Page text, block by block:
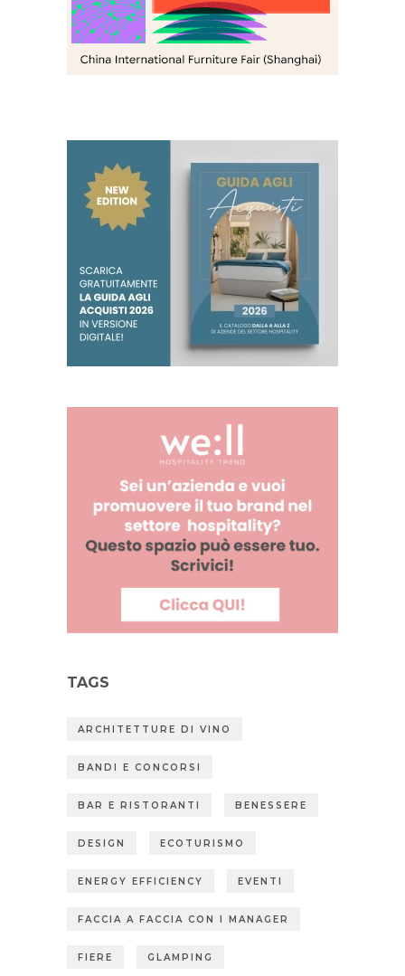
TAGS
ARCHITETTURE DI VINO
BANDI E CONCORSI
BAR E RISTORANTI BENESSERE
DESIGN ECOTURISMO
ENERGY EFFICIENCY EVENTI
FACCIA A FACCIA CON I MANAGER
FIERE GLAMPING